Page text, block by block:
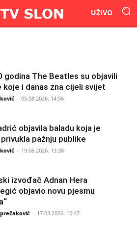
UŽIVO
godina The Beatles su objavili
koje i danas zna cijeli svijet
- 05.08.2026. 14:56
objavila baladu koja je
pažnju publike
- 19.06.2026. 13:38
izvođač Adnan Hera
objavio novu pjesmu
- 17.03.2026. 10:47